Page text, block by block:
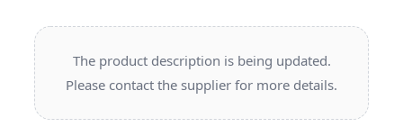
The product description is being updated.
Please contact the supplier for more details.